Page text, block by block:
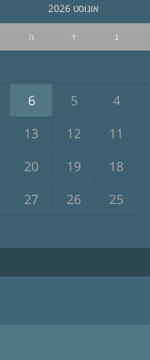
אוגוסט 2026
ג ד ה
4
5
6
11
12
13
18
19
20
25
26
27